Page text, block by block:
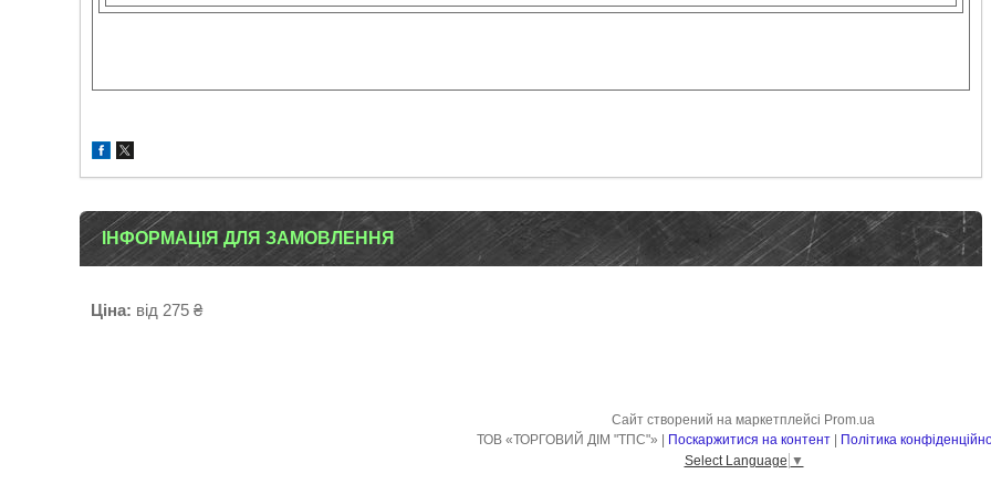
ІНФОРМАЦІЯ ДЛЯ ЗАМОВЛЕННЯ
Ціна: від 275 ₴
Сайт створений на маркетплейсі Prom.ua
Поскаржитися на контент
Політика
Select Language ▼